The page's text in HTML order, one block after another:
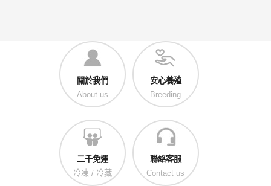
關於我們
About us
安心養殖
Breeding
二千免運
冷凍 / 冷藏
聯絡客服
Contact us